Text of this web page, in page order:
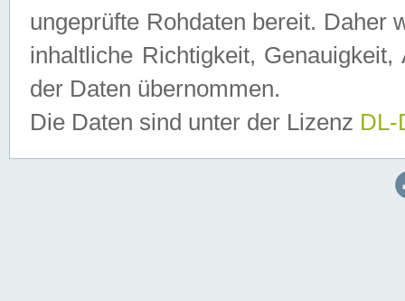
ungeprüfte Rohdaten bereit. Daher
inhaltliche Richtigkeit,
der Daten übernommen.
Die Daten sind unter der Lizenz